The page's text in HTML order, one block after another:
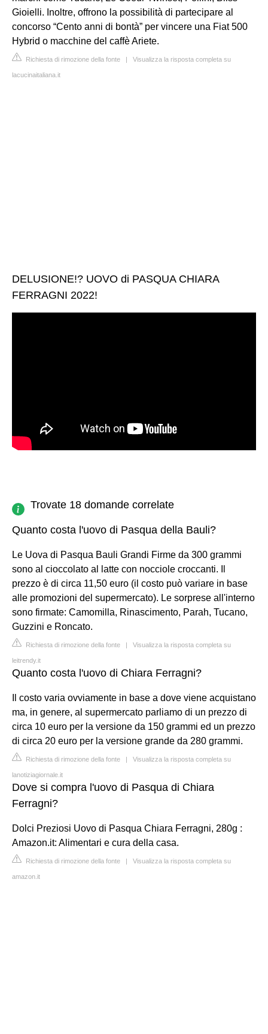
Gioielli. Inoltre, offrono la possibilità di partecipare al
concorso “Cento anni di bontà” per vincere una Fiat 500
Hybrid o macchine del caffè Ariete.
Richiesta di rimozione della fonte | Visualizza la risposta completa su
lacucinaitaliana.it
DELUSIONE!? UOVO di PASQUA CHIARA
FERRAGNI 2022!
Trovate 18 domande correlate
Quanto costa l'uovo di Pasqua della Bauli?
Le Uova di Pasqua Bauli Grandi Firme da 300 grammi
sono al cioccolato al latte con nocciole croccanti. Il
prezzo è di circa 11,50 euro (il costo può variare in base
alle promozioni del supermercato). Le sorprese all'interno
sono firmate: Camomilla, Rinascimento, Parah, Tucano,
Guzzini e Roncato.
Richiesta di rimozione della fonte | Visualizza la risposta completa su
leitrendy.it
Quanto costa l'uovo di Chiara Ferragni?
Il costo varia ovviamente in base a dove viene acquistano
ma, in genere, al supermercato parliamo di un prezzo di
circa 10 euro per la versione da 150 grammi ed un prezzo
di circa 20 euro per la versione grande da 280 grammi.
Richiesta di rimozione della fonte | Visualizza la risposta completa su
lanotiziagiornale.it
Dove si compra l'uovo di Pasqua di Chiara
Ferragni?
Dolci Preziosi Uovo di Pasqua Chiara Ferragni, 280g :
Amazon.it: Alimentari e cura della casa.
Richiesta di rimozione della fonte | Visualizza la risposta completa su
amazon.it